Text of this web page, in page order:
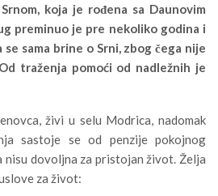
koja je rođena sa Daunovim
preminuo je pre nekoliko godina i
sama brine o Srni, zbog čega nije
traženja pomoći od nadležnih je
živi u selu Modrica, nadomak
sastoje se od penzije pokojnog
nisu dovoljna za pristojan život. Želja
za život: